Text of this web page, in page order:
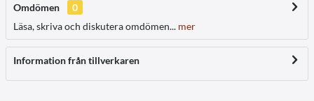
Omdömen
0
Läsa, skriva och diskutera omdömen... mer
Information från tillverkaren